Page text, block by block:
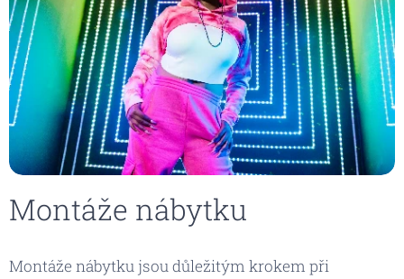
Montáže nábytku
Montáže nábytku jsou důležitým krokem při